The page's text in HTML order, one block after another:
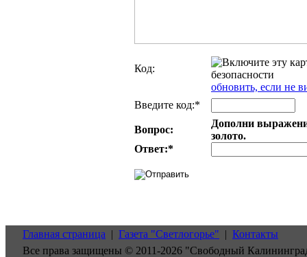
Код:
обновить, если не
Введите код:*
Вопрос:
Дополни
золото.
Ответ:*
Главная страница | Газета "Светлогорье" | Контакты
Все права защищены © 2011-2026 "Свободный